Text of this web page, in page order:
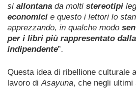
si allontana da molti stereotipi
economici e questo i lettori lo
apprezzando, in qualche modo
per i libri più rappresentato
indipendente”.
Questa idea di ribellione culturale
lavoro diAsayuna, che negli ultimi